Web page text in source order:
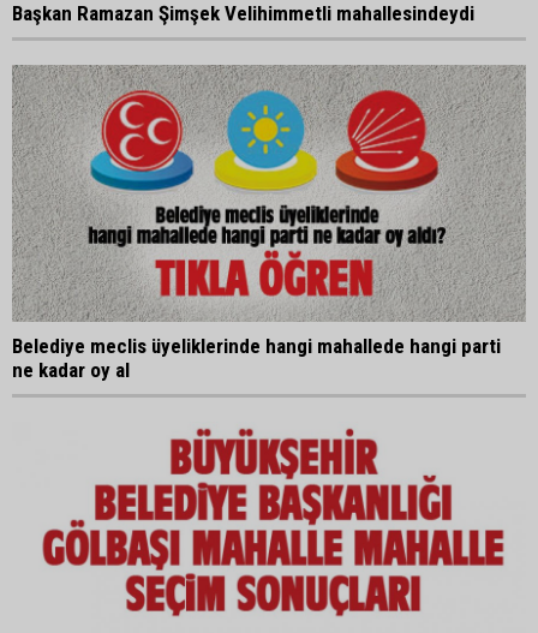
Başkan Ramazan Şimşek Velihimmetli mahallesindeydi
Belediye meclis üyeliklerinde hangi mahallede hangi parti
ne kadar oy al